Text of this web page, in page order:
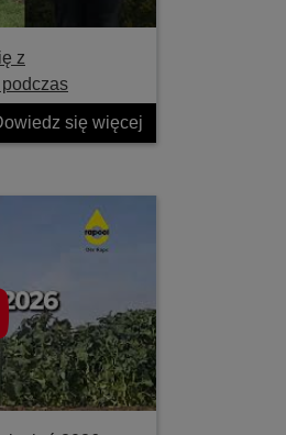
z
się więcej